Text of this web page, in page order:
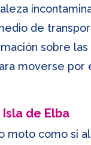
de
sobre
moverse por
de Elba
moto como si